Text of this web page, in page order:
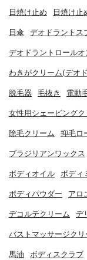
日焼け止め 日焼け止
日傘 デオドラントス
デオドラントロールオ
わきがクリーム(デオ
脱毛器 毛抜き 電動
女性用シェービングク
除毛クリーム 抑毛ロ
ブラジリアンワックス
ボディオイル ボディ
ボディパウダー アロ
デコルテクリーム デ
バストマッサージクリ
馬油 ボディスクラブ